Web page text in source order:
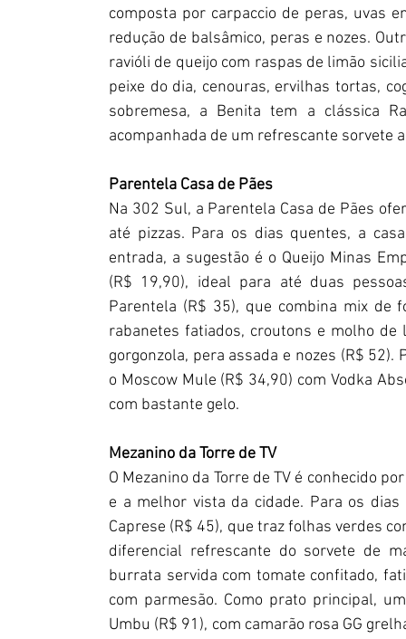
composta por carpaccio de peras, uvas
redução de balsâmico, peras e nozes.
ravióli de queijo com raspas de limão
peixe do dia, cenouras, ervilhas tortas,
sobremesa, a Benita tem a clássica
acompanhada de um refrescante sorvete
Parentela Casa de Pães
Na 302 Sul, a Parentela Casa de Pães
até pizzas. Para os dias quentes, a
entrada, a sugestão é o Queijo Minas
(R$ 19,90), ideal para até duas
Parentela (R$ 35), que combina mix de
rabanetes fatiados, croutons e molho de
gorgonzola, pera assada e nozes (R$
o Moscow Mule (R$ 34,90) com Vodka
com bastante gelo.
Mezanino da Torre de TV
O Mezanino da Torre de TV é conhecido
e a melhor vista da cidade. Para os
Caprese (R$ 45), que traz folhas verdes
diferencial refrescante do sorvete de
burrata servida com tomate confitado,
com parmesão. Como prato principal,
Umbu (R$ 91), com camarão rosa GG